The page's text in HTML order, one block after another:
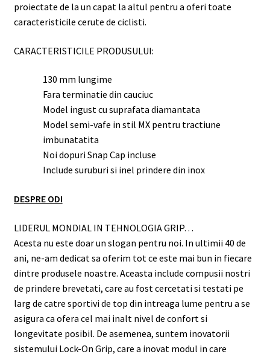
proiectate de la un capat la altul pentru a oferi toate
caracteristicile cerute de ciclisti.
CARACTERISTICILE PRODUSULUI:
130 mm lungime
Fara terminatie din cauciuc
Model ingust cu suprafata diamantata
Model semi-vafe in stil MX pentru tractiune
imbunatatita
Noi dopuri Snap Cap incluse
Include suruburi si inel prindere din inox
DESPRE ODI
LIDERUL MONDIAL IN TEHNOLOGIA GRIP…
Acesta nu este doar un slogan pentru noi. In ultimii 40 de
ani, ne-am dedicat sa oferim tot ce este mai bun in fiecare
dintre produsele noastre. Aceasta include compusii nostri
de prindere brevetati, care au fost cercetati si testati pe
larg de catre sportivi de top din intreaga lume pentru a se
asigura ca ofera cel mai inalt nivel de confort si
longevitate posibil. De asemenea, suntem inovatorii
sistemului Lock-On Grip, care a inovat modul in care